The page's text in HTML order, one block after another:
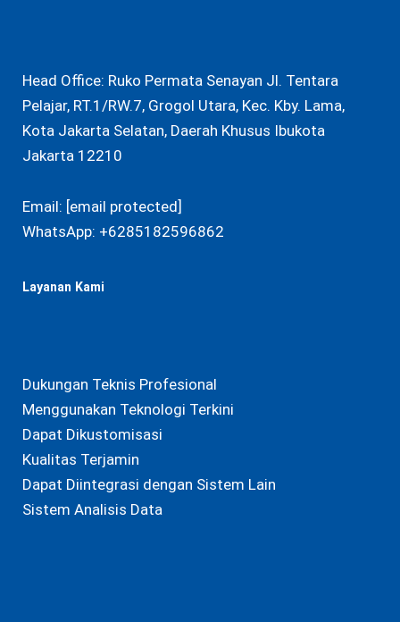
Head Office: Ruko Permata Senayan Jl. Tentara
Pelajar, RT.1/RW.7, Grogol Utara, Kec. Kby. Lama,
Kota Jakarta Selatan, Daerah Khusus Ibukota
Jakarta 12210
Email: [email protected]
WhatsApp: +6285182596862
Layanan Kami
Dukungan Teknis Profesional
Menggunakan Teknologi Terkini
Dapat Dikustomisasi
Kualitas Terjamin
Dapat Diintegrasi dengan Sistem Lain
Sistem Analisis Data